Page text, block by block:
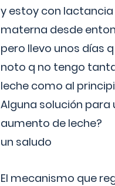
y estoy con lactancia
materna desde
pero llevo unos días q
noto q no tengo
leche como al
Alguna solución para
aumento de leche?
un saludo
El mecanismo que